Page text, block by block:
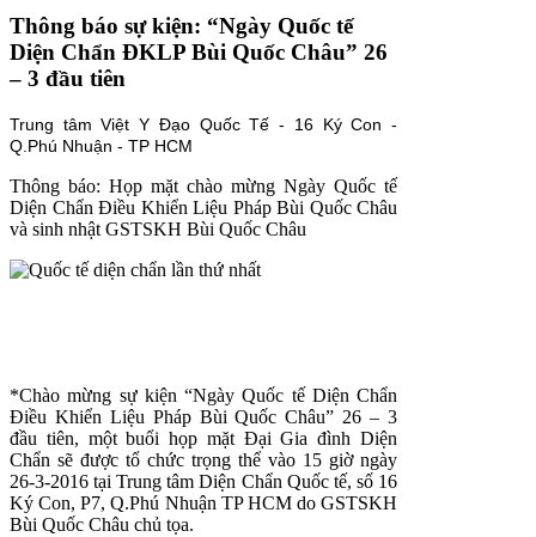
Thông báo sự kiện: “Ngày Quốc tế
Diện Chẩn ĐKLP Bùi Quốc Châu” 26
– 3 đầu tiên
Trung tâm Việt Y Đạo Quốc Tế - 16 Ký Con -
Q.Phú Nhuận - TP HCM
Thông báo: Họp mặt chào mừng Ngày Quốc tế
Diện Chẩn Điều Khiển Liệu Pháp Bùi Quốc Châu
và sinh nhật GSTSKH Bùi Quốc Châu
*Chào mừng sự kiện “Ngày Quốc tế Diện Chẩn
Điều Khiển Liệu Pháp Bùi Quốc Châu” 26 – 3
đầu tiên, một buổi họp mặt Đại Gia đình Diện
Chẩn sẽ được tổ chức trọng thể vào 15 giờ ngày
26-3-2016 tại Trung tâm Diện Chẩn Quốc tế, số 16
Ký Con, P7, Q.Phú Nhuận TP HCM do GSTSKH
Bùi Quốc Châu chủ tọa.